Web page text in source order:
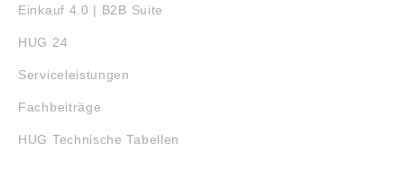
Einkauf 4.0 | B2B Suite
HUG 24
Serviceleistungen
Fachbeiträge
HUG Technische Tabellen